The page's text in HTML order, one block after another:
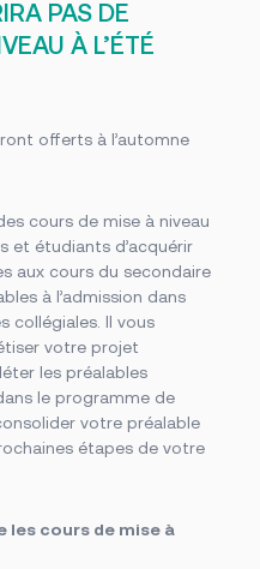
PAS DE
À L’ÉTÉ
offerts à l’automne
cours de mise à niveau
et étudiants d’acquérir
aux cours du secondaire
à l’admission dans
collégiales. Il vous
votre projet
les préalables
le programme de
votre préalable
étapes de votre
les cours de mise à